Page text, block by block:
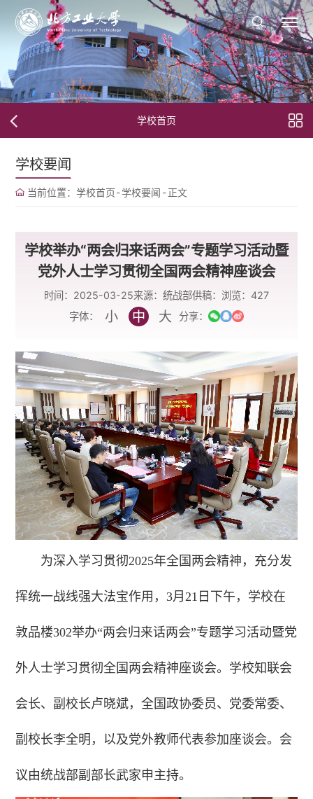
学校首页
学校要闻
当前位置： 学校首页-学校要闻 -正文
学校举办“两会归来话两会”专题学习活动暨​
党外人士学习贯彻全国两会精神座谈会
时间：2025-03-25来源：统战部供稿： 浏览： 427
字体：
小 中 大 分享：
为深入学习贯彻2025年全国两会精神，充分发
挥统一战线强大法宝作用，3月21日下午，学校在
敦品楼302举办“两会归来话两会”专题学习活动暨党
外人士学习贯彻全国两会精神座谈会。学校知联会
会长、副校长卢晓斌，全国政协委员、党委常委、
副校长李全明，以及党外教师代表参加座谈会。会
议由统战部副部长武家申主持。